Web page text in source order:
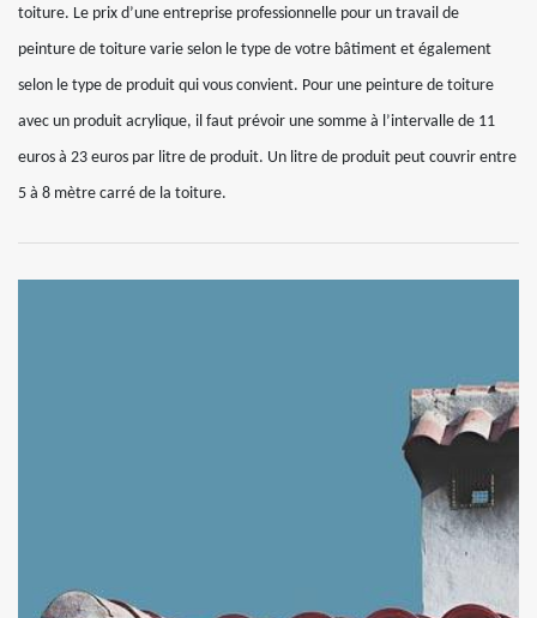
toiture. Le prix d’une entreprise professionnelle pour un travail de
peinture de toiture varie selon le type de votre bâtiment et également
selon le type de produit qui vous convient. Pour une peinture de toiture
avec un produit acrylique, il faut prévoir une somme à l’intervalle de 11
euros à 23 euros par litre de produit. Un litre de produit peut couvrir entre
5 à 8 mètre carré de la toiture.